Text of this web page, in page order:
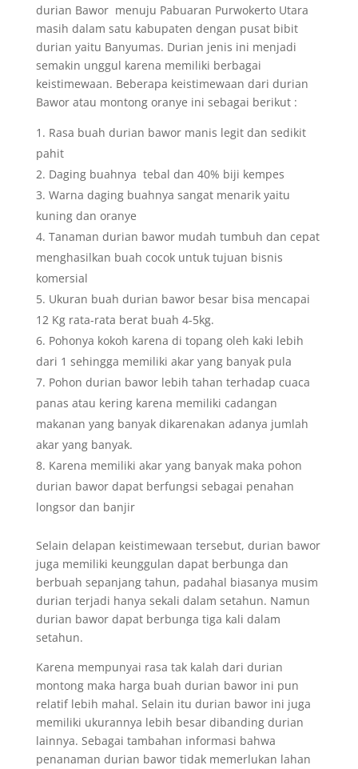
durian Bawor menuju Pabuaran Purwokerto Utara
masih dalam satu kabupaten dengan pusat bibit
durian yaitu Banyumas. Durian jenis ini menjadi
semakin unggul karena memiliki berbagai
keistimewaan. Beberapa keistimewaan dari durian
Bawor atau montong oranye ini sebagai berikut :
Rasa buah durian bawor manis legit dan sedikit
pahit
Daging buahnya tebal dan 40% biji kempes
Warna daging buahnya sangat menarik yaitu
kuning dan oranye
Tanaman durian bawor mudah tumbuh dan cepat
menghasilkan buah cocok untuk tujuan bisnis
komersial
Ukuran buah durian bawor besar bisa mencapai
12 Kg rata-rata berat buah 4-5kg.
Pohonya kokoh karena di topang oleh kaki lebih
dari 1 sehingga memiliki akar yang banyak pula
Pohon durian bawor lebih tahan terhadap cuaca
panas atau kering karena memiliki cadangan
makanan yang banyak dikarenakan adanya jumlah
akar yang banyak.
Karena memiliki akar yang banyak maka pohon
durian bawor dapat berfungsi sebagai penahan
longsor dan banjir
Selain delapan keistimewaan tersebut, durian bawor
juga memiliki keunggulan dapat berbunga dan
berbuah sepanjang tahun, padahal biasanya musim
durian terjadi hanya sekali dalam setahun. Namun
durian bawor dapat berbunga tiga kali dalam
setahun.
Karena mempunyai rasa tak kalah dari durian
montong maka harga buah durian bawor ini pun
relatif lebih mahal. Selain itu durian bawor ini juga
memiliki ukurannya lebih besar dibanding durian
lainnya. Sebagai tambahan informasi bahwa
penanaman durian bawor tidak memerlukan lahan